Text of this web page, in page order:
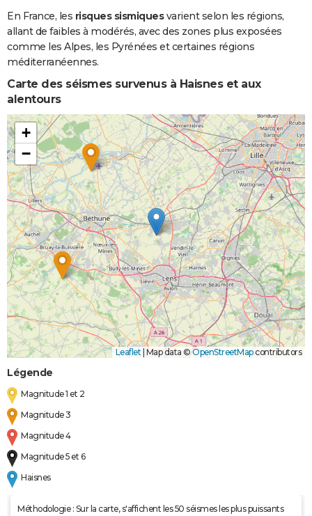
En France, les risques sismiquesvarient selon les régions,
allant de faibles à modérés, avec des zones plus exposées
comme les Alpes, les Pyrénées et certaines régions
méditerranéennes.
Carte des séismes survenus à Haisnes et aux
alentours
+
−
Leaflet Map data ©OpenStreetMapcontributors
Légende
Magnitude 1 et 2
Magnitude 3
Magnitude 4
Magnitude 5 et 6
Haisnes
Méthodologie : Sur la carte, s'affichent les 50 séismes les plus puissants